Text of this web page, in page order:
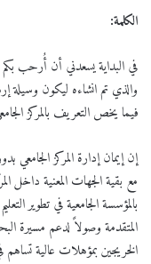
الكلمة:
في البداية يسعدني أن أُرحب بكم
والذي تم انشاءه ليكون وسيلة
فيما يخص التعريف بالمركز
إن إيمان إدارة المركز الجامعي
مع بقية الجهات المعنية داخل
بالمؤسسة الجامعية في تطوير
المتقدمة وصولاً لدعم مسيرة
الخريجين بمؤهلات عالية تساهم